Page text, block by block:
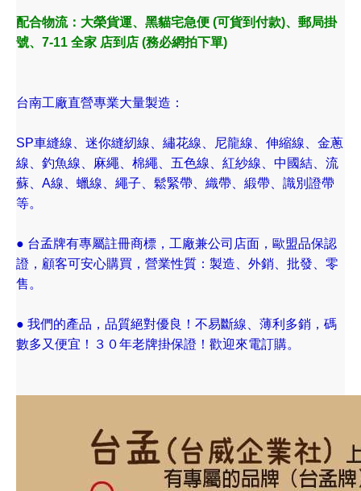
配合物流：大榮貨運、黑貓宅急便 (可貨到付款)、郵局掛
號、7-11 全家 店到店 (務必網拍下單)
台南工廠直營專業大量製造：
SP車縫線、迷你縫紉線、繡花線、尼龍線、伸縮線、金蔥
線、釣魚線、麻繩、棉繩、五色線、紅紗線、中國結、流
蘇、A線、蠟線、繩子、鬆緊帶、織帶、緞帶、識別證帶
等。
● 台孟牌有專屬註冊商標，工廠兼公司店面，歐盟品保認
證，顧客可安心購買，營業性質：製造、外銷、批發、零
售。
● 我們的產品，品質絕對優良！不易斷線、薄利多銷，碼
數多又便宜！３０年老牌掛保證！歡迎來電訂購。